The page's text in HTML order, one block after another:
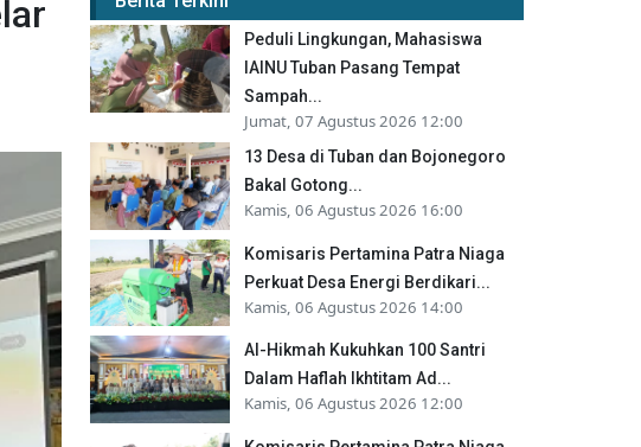
Peduli Lingkungan, Mahasiswa
IAINU Tuban Pasang Tempat
Sampah...
Jumat, 07 Agustus 2026 12:00
13 Desa di Tuban dan Bojonegoro
Bakal Gotong...
Kamis, 06 Agustus 2026 16:00
Komisaris Pertamina Patra Niaga
Perkuat Desa Energi Berdikari...
Kamis, 06 Agustus 2026 14:00
Al-Hikmah Kukuhkan 100 Santri
Dalam Haflah Ikhtitam Ad...
Kamis, 06 Agustus 2026 12:00